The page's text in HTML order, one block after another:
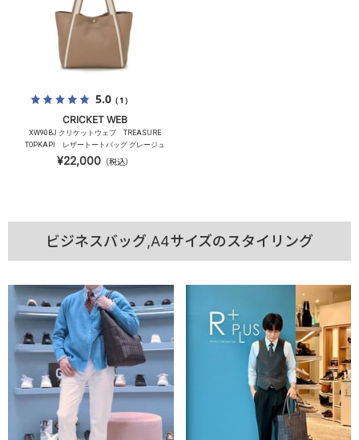
5.0（1）
CRICKET WEB
XW90BJ クリケットウェブ TREASURE
TOPKAPI レザートートバッグ グレージュ
¥22,000（税込）
ビジネスバッグ,A4サイズのスタイリング